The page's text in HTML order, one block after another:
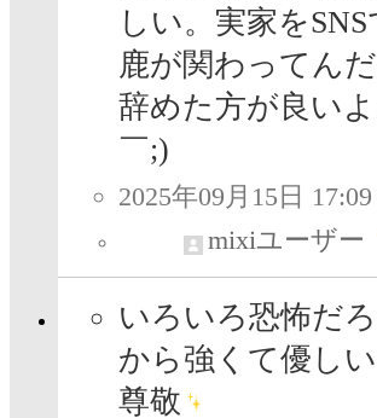
しい。実家を
鹿が関わってん
辞めた方が良い
￣;)
2025年09月15日 17:09
mixiユーザー
いろいろ恐怖だ
から強くて優し
尊敬